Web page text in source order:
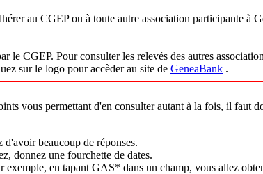
au CGEP ou à toute autre association participante à
le CGEP. Pour consulter les relevés des autres
sur le logo pour accèder au site de GeneaBank .
vous permettant d'en consulter autant à la fois, il faut
d'avoir beaucoup de réponses.
donnez une fourchette de dates.
en tapant GAS* dans un champ, vous allez